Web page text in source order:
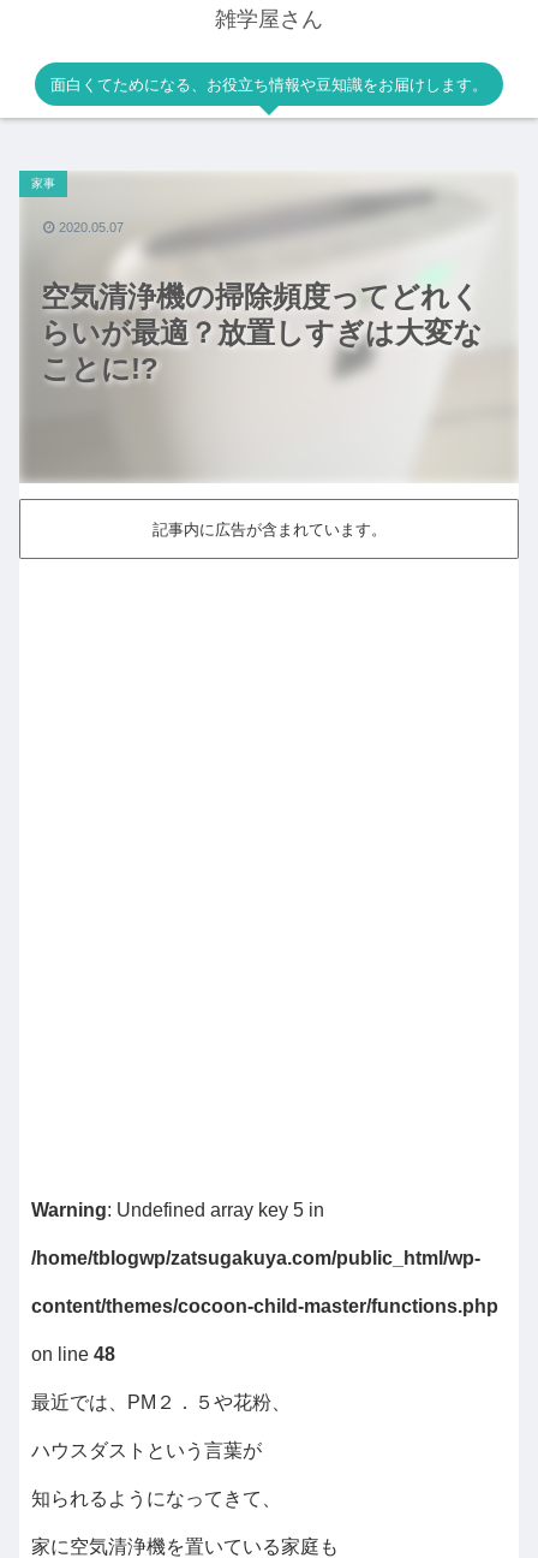
雑学屋さん
面白くてためになる、お役立ち情報や豆知識をお届けします。
空気清浄機の掃除頻度ってどれく
らいが最適？放置しすぎは大変な
ことに!?
家事
2020.05.07
記事内に広告が含まれています。
Warning: Undefined array key 5 in
/home/tblogwp/zatsugakuya.com/public_html/wp-
content/themes/cocoon-child-master/functions.php
on line 48
最近では、PM２．５や花粉、
ハウスダストという言葉が
知られるようになってきて、
家に空気清浄機を置いている家庭も